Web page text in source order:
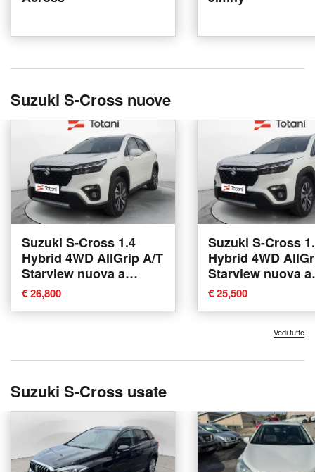
Suzuki S-Cross nuove
Suzuki S-Cross 1.4
Hybrid 4WD AllGrip A/T
Starview nuova a
L'Aquila
€ 26,800
Suzuki S-Cross
Hybrid 4WD
Starview nuova a
L'Aquila
€ 25,500
Vedi tutte
Suzuki S-Cross usate